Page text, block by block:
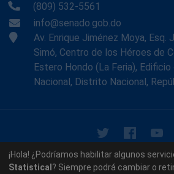
(809) 532-5561
info@senado.gob.do
Av. Enrique Jiménez Moya, Esq.
Simó, Centro de los Héroes de
Estero Hondo (La Feria),
Nacional, Distrito Nacional,
© 2026 - Memoria Histórica del
Dominicana. Todos los
¡Hola! ¿Podríamos habilitar algunos
Statistical ? Siempre podrá cambiar o